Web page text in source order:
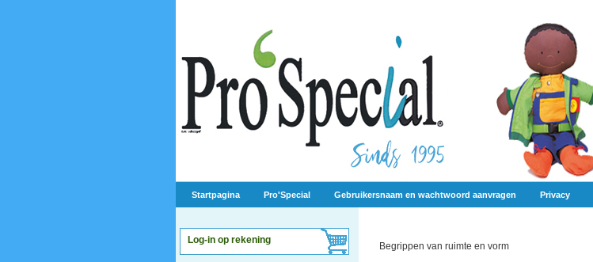
Startpagina Pro'Special Gebruikersnaam en wachtwoord aanvragen Privacy
Log-in op rekening
Begrippen van ruimte en vorm